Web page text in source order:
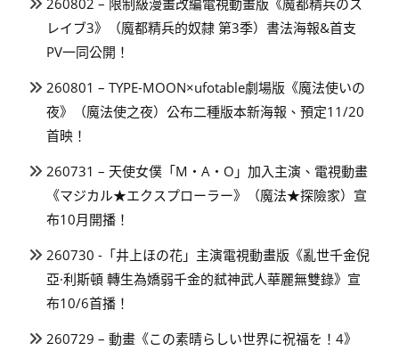
260802 – 限制級漫畫改編電視動畫版《魔都精兵のス
レイブ3》（魔都精兵的奴隸 第3季）書法海報&首支
PV一同公開！
260801 – TYPE-MOON×ufotable劇場版《魔法使いの
夜》（魔法使之夜）公布二種版本新海報、預定11/20
首映！
260731 – 天使女僕「M・A・O」加入主演、電視動畫
《マジカル★エクスプローラー》（魔法★探險家）宣
布10月開播！
260730 -「井上ほの花」主演電視動畫版《亂世千金倪
亞·利斯頓 轉生為嬌弱千金的弒神武人華麗無雙錄》宣
布10/6首播！
260729 – 動畫《この素晴らしい世界に祝福を！4》